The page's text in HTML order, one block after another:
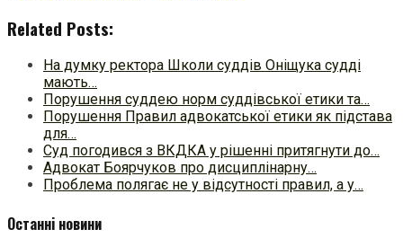
Related Posts:
На думку ректора Школи суддів Оніщука судді
мають…
Порушення суддею норм суддівської етики та…
Порушення Правил адвокатської етики як підстава
для…
Суд погодився з ВКДКА у рішенні притягнути до…
Адвокат Боярчуков про дисциплінарну…
Проблема полягає не у відсутності правил, а у…
Останні новини